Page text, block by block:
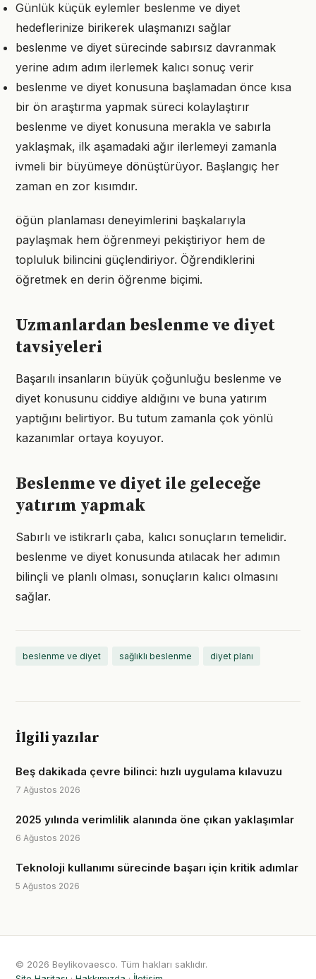
Günlük küçük eylemler beslenme ve diyet
hedeflerinize birikerek ulaşmanızı sağlar
beslenme ve diyet sürecinde sabırsız davranmak
yerine adım adım ilerlemek kalıcı sonuç verir
beslenme ve diyet konusuna başlamadan önce kısa
bir ön araştırma yapmak süreci kolaylaştırır
beslenme ve diyet konusuna merakla ve sabırla
yaklaşmak, ilk aşamadaki ağır ilerlemeyi zamanla
ivmeli bir büyümeye dönüştürüyor. Başlangıç her
zaman en zor kısımdır.
öğün planlaması deneyimlerini başkalarıyla
paylaşmak hem öğrenmeyi pekiştiriyor hem de
topluluk bilincini güçlendiriyor. Öğrendiklerini
öğretmek en derin öğrenme biçimi.
Uzmanlardan beslenme ve diyet
tavsiyeleri
Başarılı insanların büyük çoğunluğu beslenme ve
diyet konusunu ciddiye aldığını ve buna yatırım
yaptığını belirtiyor. Bu tutum zamanla çok yönlü
kazanımlar ortaya koyuyor.
Beslenme ve diyet ile geleceğe
yatırım yapmak
Sabırlı ve istikrarlı çaba, kalıcı sonuçların temelidir.
beslenme ve diyet konusunda atılacak her adımın
bilinçli ve planlı olması, sonuçların kalıcı olmasını
sağlar.
beslenme ve diyet sağlıklı beslenme diyet planı
İlgili yazılar
Beş dakikada çevre bilinci: hızlı uygulama kılavuzu
7 Ağustos 2026
2025 yılında verimlilik alanında öne çıkan yaklaşımlar
6 Ağustos 2026
Teknoloji kullanımı sürecinde başarı için kritik adımlar
5 Ağustos 2026
© 2026 Beylikovaesco. Tüm hakları saklıdır.